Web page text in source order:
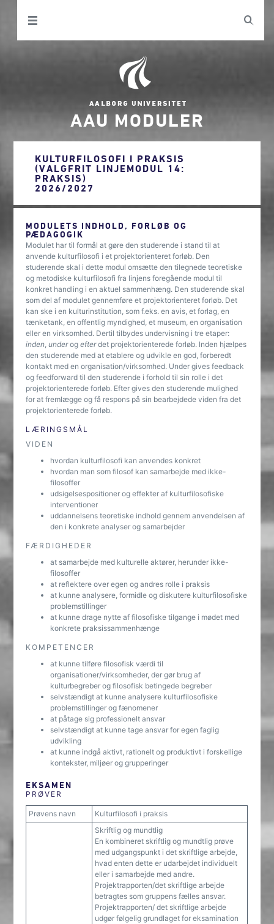
AAU MODULER
KULTURFILOSOFI I PRAKSIS
(VALGFRIT LINJEMODUL 14:
PRAKSIS)
2026/2027
MODULETS INDHOLD, FORLØB OG
PÆDAGOGIK
Modulet har til formål at gøre den studerende i stand til at
anvende kulturfilosofi i et projektorienteret forløb. Den
studerende skal i dette modul omsætte den tilegnede teoretiske
og metodiske kulturfilosofi fra linjens foregående modul til
konkret handling i en aktuel sammenhæng. Den studerende skal
som del af modulet gennemføre et projektorienteret forløb. Det
kan ske i en kulturinstitution, som f.eks. en avis, et forlag, en
tænketank, en offentlig myndighed, et museum, en organisation
eller en virksomhed. Dertil tilbydes undervisning i tre etaper:
inden,underogefterdet projektorienterede forløb. Inden hjælpes
den studerende med at etablere og udvikle en god, forberedt
kontakt med en organisation/virksomhed. Under gives feedback
og feedforward til den studerende i forhold til sin rolle i det
projektorienterede forløb. Efter gives den studerende mulighed
for at fremlægge og få respons på sin bearbejdede viden fra det
projektorienterede forløb.
LÆRINGSMÅL
VIDEN
hvordan kulturfilosofi kan anvendes konkret
hvordan man som filosof kan samarbejde med ikke-
filosoffer
udsigelsespositioner og effekter af kulturfilosofiske
interventioner
uddannelsens teoretiske indhold gennem anvendelsen af
den i konkrete analyser og samarbejder
FÆRDIGHEDER
at samarbejde med kulturelle aktører, herunder ikke-
filosoffer
at reflektere over egen og andres rolle i praksis
at kunne analysere, formidle og diskutere kulturfilosofiske
problemstillinger
at kunne drage nytte af filosofiske tilgange i mødet med
konkrete praksissammenhænge
KOMPETENCER
at kunne tilføre filosofisk værdi til
organisationer/virksomheder, der gør brug af
kulturbegreber og filosofisk betingede begreber
selvstændigt at kunne analysere kulturfilosofiske
problemstillinger og fænomener
at påtage sig professionelt ansvar
selvstændigt at kunne tage ansvar for egen faglig
udvikling
at kunne indgå aktivt, rationelt og produktivt i forskellige
kontekster, miljøer og grupperinger
EKSAMEN
PRØVER
Prøvens navn Kulturfilosofi i praksis
Skriftlig og mundtlig
En kombineret skriftlig og mundtlig prøve
med udgangspunkt i det skriftlige arbejde,
hvad enten dette er udarbejdet individuelt
eller i samarbejde med andre.
Projektrapporten/det skriftlige arbejde
betragtes som gruppens fælles ansvar.
Projektrapporten/ det skriftlige arbejde
udgør følgelig grundlaget for eksamination